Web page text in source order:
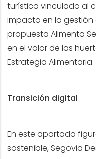
turística vinculado al
impacto en la gestión
propuesta Alimenta
en el valor de las
Estrategia Alimentaria.
Transición digital
En este apartado
sostenible, Segovia